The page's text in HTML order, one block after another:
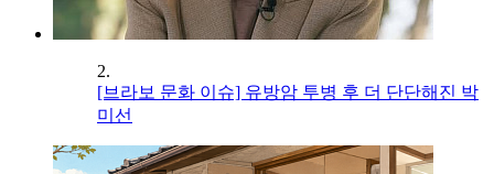
2.
[브라보 문화 이슈] 유방암 투병 후 더 단단해진 박
미선